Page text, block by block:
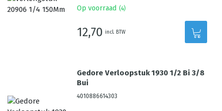
Op voorraad (4)
12,70 incl. BTW
Gedore Verloopstuk 1930 1/2 Bi 3/8
Bui
4010886614303